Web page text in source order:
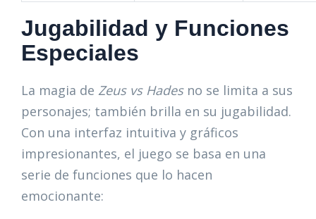
Jugabilidad y Funciones
Especiales
La magia de Zeus vs Hadesno se limita a sus
personajes; también brilla en su jugabilidad.
Con una interfaz intuitiva y gráficos
impresionantes, el juego se basa en una
serie de funciones que lo hacen
emocionante: